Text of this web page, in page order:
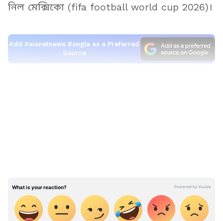
নিল মেক্সিকো (fifa football world cup 2026)।
Add Asianetnews Bangla as a Preferred
Source